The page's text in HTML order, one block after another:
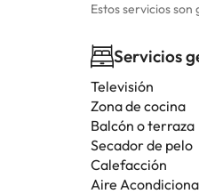
Estos servicios
Servicios
Televisión
Zona de cocina
Balcón o terraza
Secador de pelo
Calefacción
Aire